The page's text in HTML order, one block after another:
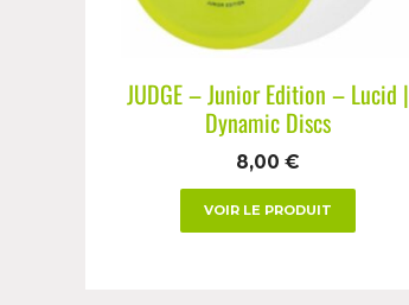
JUDGE – Junior Edition – Lucid |
Dynamic Discs
8,00€
VOIR LE PRODUIT